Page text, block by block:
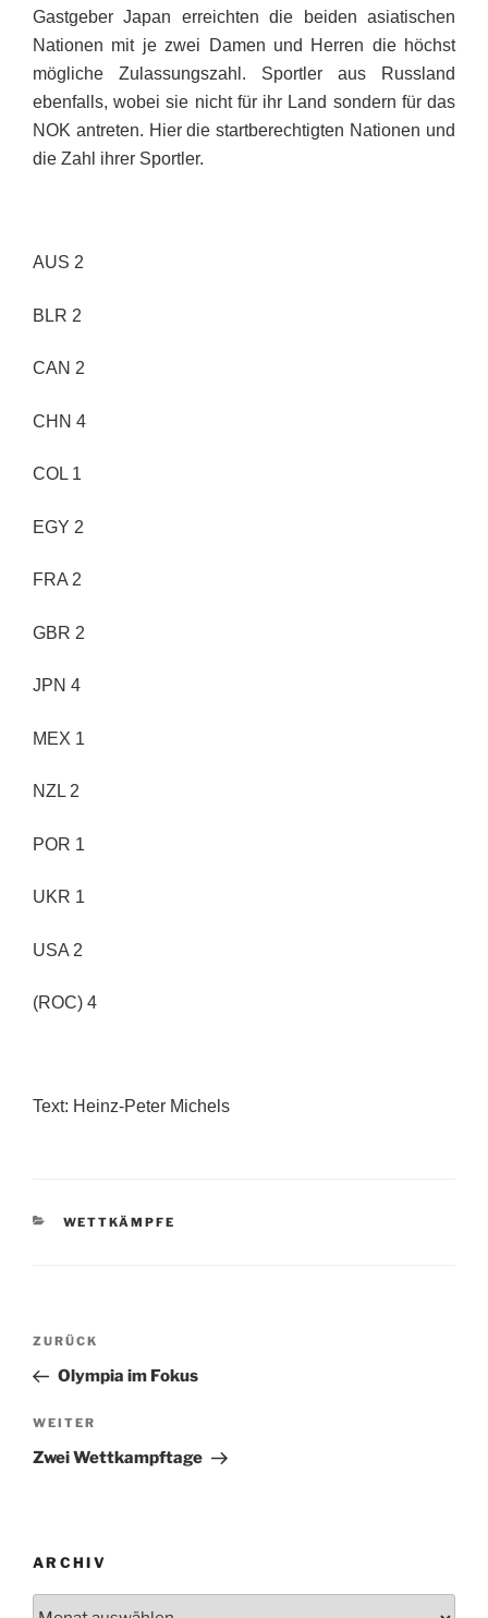
Gastgeber Japan erreichten die beiden asiatischen
Nationen mit je zwei Damen und Herren die höchst
mögliche Zulassungszahl. Sportler aus Russland
ebenfalls, wobei sie nicht für ihr Land sondern für das
NOK antreten. Hier die startberechtigten Nationen und
die Zahl ihrer Sportler.
AUS 2
BLR 2
CAN 2
CHN 4
COL 1
EGY 2
FRA 2
GBR 2
JPN 4
MEX 1
NZL 2
POR 1
UKR 1
USA 2
(ROC) 4
Text: Heinz-Peter Michels
KATEGORIEN
WETTKÄMPFE
Beitragsnavigation
Vorheriger
Beitrag
ZURÜCK
Olympia im Fokus
Nächster
Beitrag
WEITER
Zwei Wettkampftage
ARCHIV